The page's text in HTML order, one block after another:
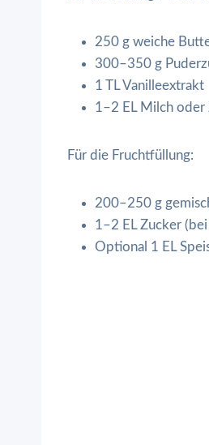
250 g weiche
300–350 g
1 TL Vanilleextrakt
1–2 EL Milch oder
Für die Fruchtfüllung:
200–250 g
1–2 EL Zucker
Optional 1 EL